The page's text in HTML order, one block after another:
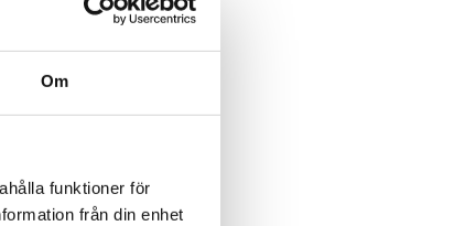
Om
funktioner för
från din enhet